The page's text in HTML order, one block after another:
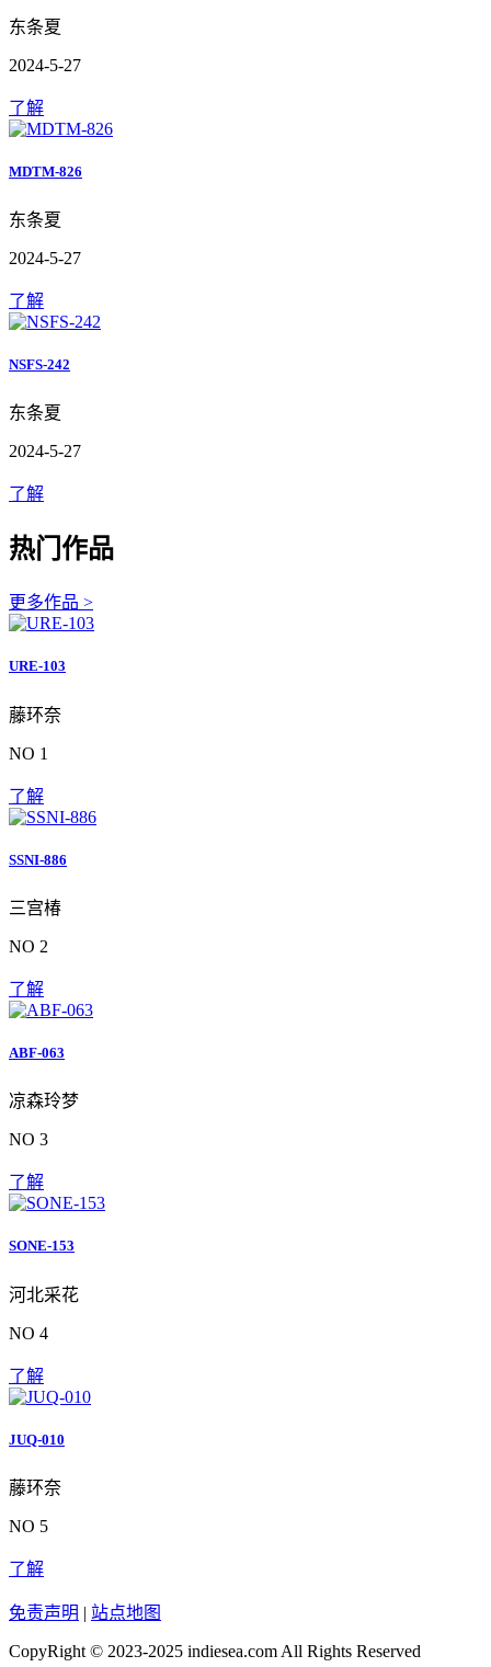
东条夏
2024-5-27
了解
MDTM-826
东条夏
2024-5-27
了解
NSFS-242
东条夏
2024-5-27
了解
热门作品
更多作品 >
URE-103
藤环奈
NO 1
了解
SSNI-886
三宫椿
NO 2
了解
ABF-063
凉森玲梦
NO 3
了解
SONE-153
河北采花
NO 4
了解
JUQ-010
藤环奈
NO 5
了解
免责声明 | 站点地图
CopyRight © 2023-2025 indiesea.com All Rights Reserved